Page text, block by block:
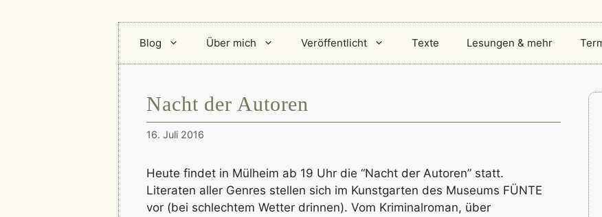
Blog Über mich Veröffentlicht Texte Lesungen & mehr
Nacht der Autoren
16. Juli 2016
Heute findet in Mülheim ab 19 Uhr die “Nacht der Autoren” statt.
Literaten aller Genres stellen sich im Kunstgarten des Museums FÜNTE
vor (bei schlechtem Wetter drinnen). Vom Kriminalroman, über